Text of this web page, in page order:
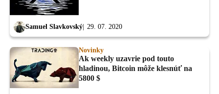
Samuel Slavkovský 29. 07. 2020
Novinky
Ak weekly uzavrie pod touto
hladinou, Bitcoin môže klesnúť na
5800 $